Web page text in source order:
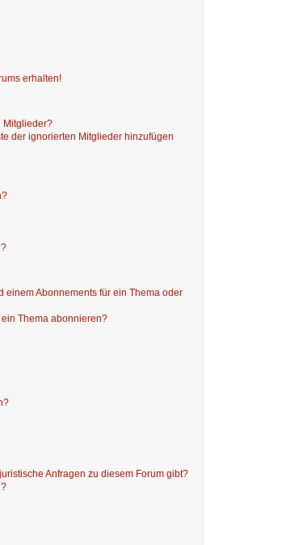
erhalten!
Mitglieder?
der ignorierten Mitglieder hinzufügen
einem Abonnements für ein Thema oder
Thema abonnieren?
Anfragen zu diesem Forum gibt?